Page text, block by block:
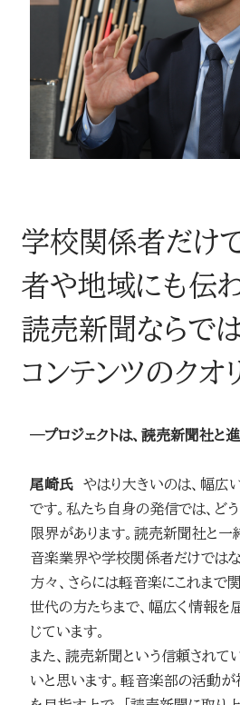
学校関係者だけ
者や地域にも伝
読売新聞ならで
コンテンツのクオ
─プロジェクトは、読売新聞社と進
尾崎氏やはり大きいのは、幅広
です。私たち自身の発信では、ど
限界があります。読売新聞社と一
音楽業界や学校関係者だけでは
方々、さらには軽音楽にこれまで
世代の方たちまで、幅広く情報を
じています。
また、読売新聞という信頼されて
いと思います。軽音楽部の活動が